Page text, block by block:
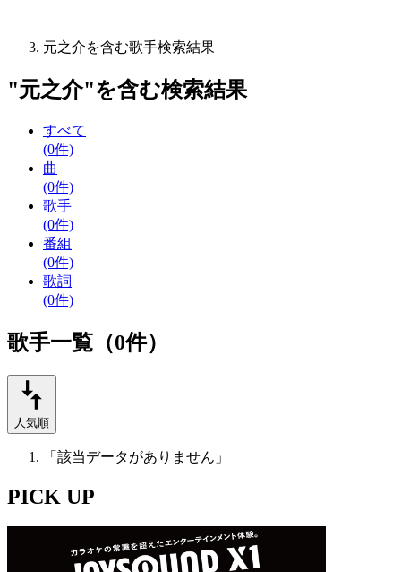
元之介を含む歌手検索結果
"元之介"を含む検索結果
すべて
(0件)
曲
(0件)
歌手
(0件)
番組
(0件)
歌詞
(0件)
歌手一覧（0件）
人気順
「該当データがありません」
PICK UP